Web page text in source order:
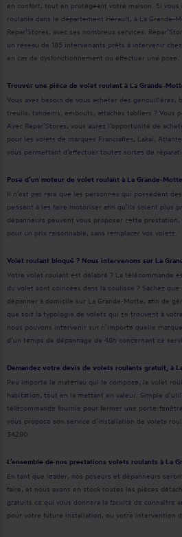
en confort, tout en protégeant votre maison. Si
roulants dans le département Hérault, à La Grande-
Repar’Stores, avec ses nombreux services.
un réseau de 185 intervenants prêts à intervenir
en cas de dysfonctionnement ou effectuer une pose.
Trouver une pièce de volet roulant à La Grande-
Vous avez besoin de vous acheter des genouillères,
treuils, tandems, embouts, attaches tabliers ? Vous
Avec Repar’Stores, vous aurez l’opportunité de
pour les volets de marques Franciaflex, Lakal,
vous permettant d’effectuer toutes sortes de
Pose d’un moteur de volet roulant à La Grande-Motte
Il n’est pas rare que les personnes qui possèdent
pensent à les faire motoriser afin qu’ils soient plus
dépanneurs peuvent vous proposer cette
pour un prix raisonnable, sans remplacer vos volets.
Volet roulant bloqué ? Nous intervenons sur La
Votre volet roulant est délabré ? La télécommande
du volet sont coincées dans la coulisse ? Sachez
dépanner à domicile sur La Grande-Motte, afin de
que soit la typologie de volets qui se trouvent à
nous pouvons intervenir sur n’importe quelle
d’un temps de dépannage de 48h concernant ce
Demandez votre devis de volets roulants gratuit, à
Peu importe le matériau qui le compose, le volet
habitation, tout en la mettant en valeur. Simple
télécommande fournie pour fermer une porte-
vous propose son service d’installation de volets
34280.
L’ensemble de nos prestations volets roulants à La
En tant que leader, nos poseurs et dépanneurs
faire, et nous avons en stock toutes les pièces
gratuits ce qui vous donnera la faculté de connaître
pour votre future installation, ou votre intervention